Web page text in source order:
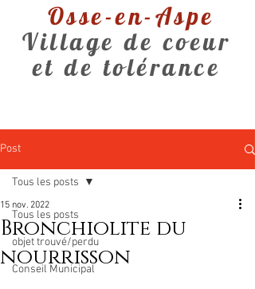
Osse-en-Aspe
Village de coeur
et de tolérance
Post
Tous les posts
objet trouvé/perdu
Conseil Municipal
Tous les posts
Bronchiolite du
nourrisson
15 nov. 2022